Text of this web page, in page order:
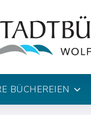
BÜCHEREIEN